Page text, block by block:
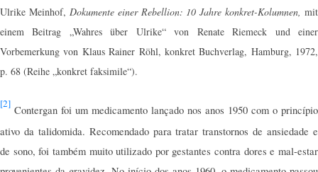
Ulrike Meinhof, Dokumente einer Rebellion: 10 Jahre konkret-Kolumnen, mit
einem Beitrag „Wahres über Ulrike“ von Renate Riemeck und einer
Vorbemerkung von Klaus Rainer Röhl, konkret Buchverlag, Hamburg, 1972,
p. 68 (Reihe „konkret faksimile“).
[2]
Contergan foi um medicamento lançado nos anos 1950 com o princípio
ativo da talidomida. Recomendado para tratar transtornos de ansiedade e
de sono, foi também muito utilizado por gestantes contra dores e mal-estar